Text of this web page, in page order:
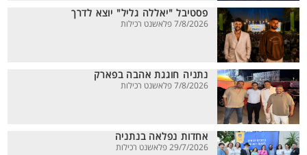
פסטיבל "יאללה גליל" יוצא לדרך
7/8/2026 פלאשנט רכילות
נתניה חוגגת אהבה בפארק
7/8/2026 פלאשנט רכילות
אחדות נפלאה בנתניה
29/7/2026 פלאשנט רכילות